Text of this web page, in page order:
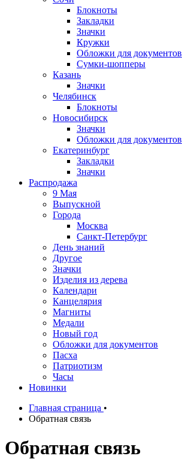
Блокноты
Закладки
Значки
Кружки
Обложки для документов
Сумки-шопперы
Казань
Значки
Челябинск
Блокноты
Новосибирск
Значки
Обложки для документов
Екатеринбург
Закладки
Значки
Распродажа
9 Мая
Выпускной
Города
Москва
Санкт-Петербург
День знаний
Другое
Значки
Изделия из дерева
Календари
Канцелярия
Магниты
Медали
Новый год
Обложки для документов
Пасха
Патриотизм
Часы
Новинки
Главная страница •
Обратная связь
Обратная связь